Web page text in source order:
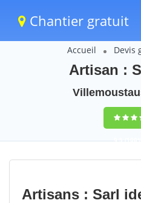
Chantier gratuit
Accueil Devis
Artisan :
9,5
Artisans : Sarl